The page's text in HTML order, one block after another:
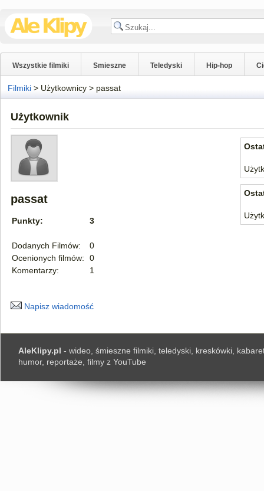
Wszystkie filmiki Smieszne Teledyski Hip-hop
Filmiki > Użytkownicy > passat
Użytkownik
passat
Punkty: 3
Dodanych Filmów:
0
Ocenionych filmów:
0
Komentarzy:
1
Napisz wiadomość
AleKlipy.pl - wideo, śmieszne filmiki, teledyski, kreskówki,
humor, reportaże, filmy z YouTube